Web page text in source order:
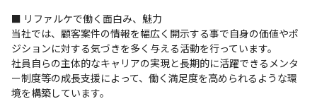
■ リファルケで働く面白み、魅力
当社では、顧客案件の情報を幅広く開示する事で自身の価値やポ
ジションに対する気づきを多く与える活動を行っています。
社員自らの主体的なキャリアの実現と長期的に活躍できるメンタ
ー制度等の成長支援によって、働く満足度を高められるような環
境を構築しています。